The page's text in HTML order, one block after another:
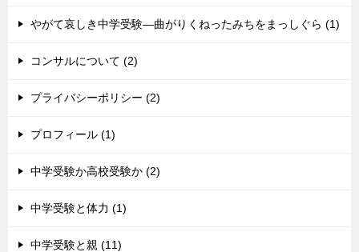
やがて哀しき中学受験―曲がりくねったみちをまっしぐら (1)
コンサルについて (2)
プライバシーポリシー (2)
プロフィール (1)
中学受験か高校受験か (2)
中学受験と体力 (1)
中学受験と親 (11)